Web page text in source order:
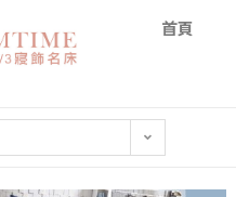
首頁